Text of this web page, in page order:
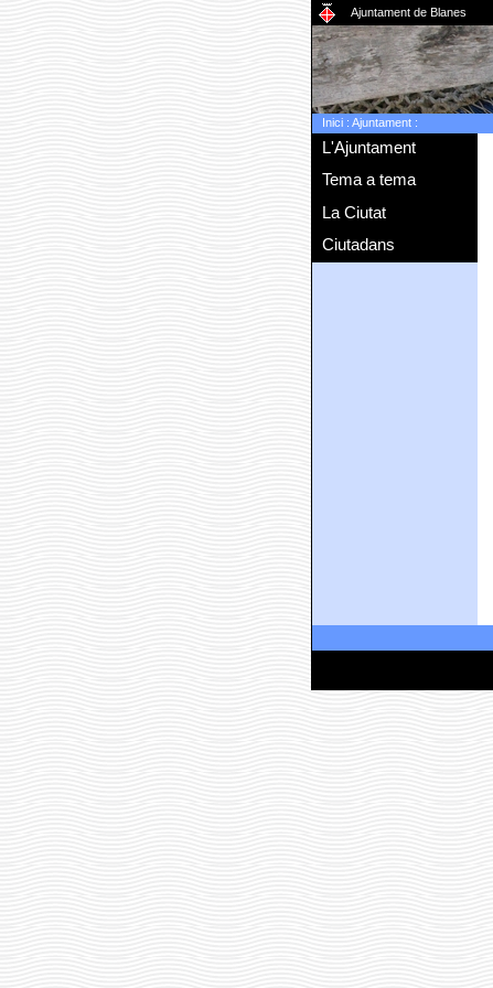
Ajuntament de Blanes
Inici: Ajuntament:
L'Ajuntament
Tema a tema
La Ciutat
Ciutadans